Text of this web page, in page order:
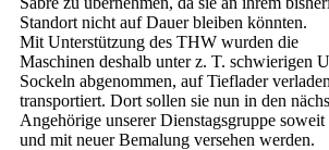
Standort nicht auf Dauer bleiben könnten.
Mit Unterstützung des THW wurden die
Maschinen deshalb unter z. T. schwierigen
Sockeln abgenommen, auf Tieflader
transportiert. Dort sollen sie nun in den
Angehörige unserer Dienstagsgruppe
und mit neuer Bemalung versehen werden.